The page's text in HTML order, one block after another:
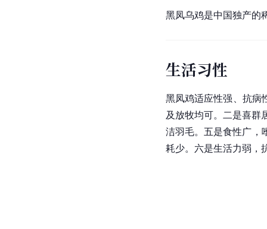
黑凤乌鸡是中国独产的
生活习性
黑凤鸡适应性强、抗病
及放牧均可。二是喜群
洁羽毛。五是食性广，
耗少。六是生活力弱，